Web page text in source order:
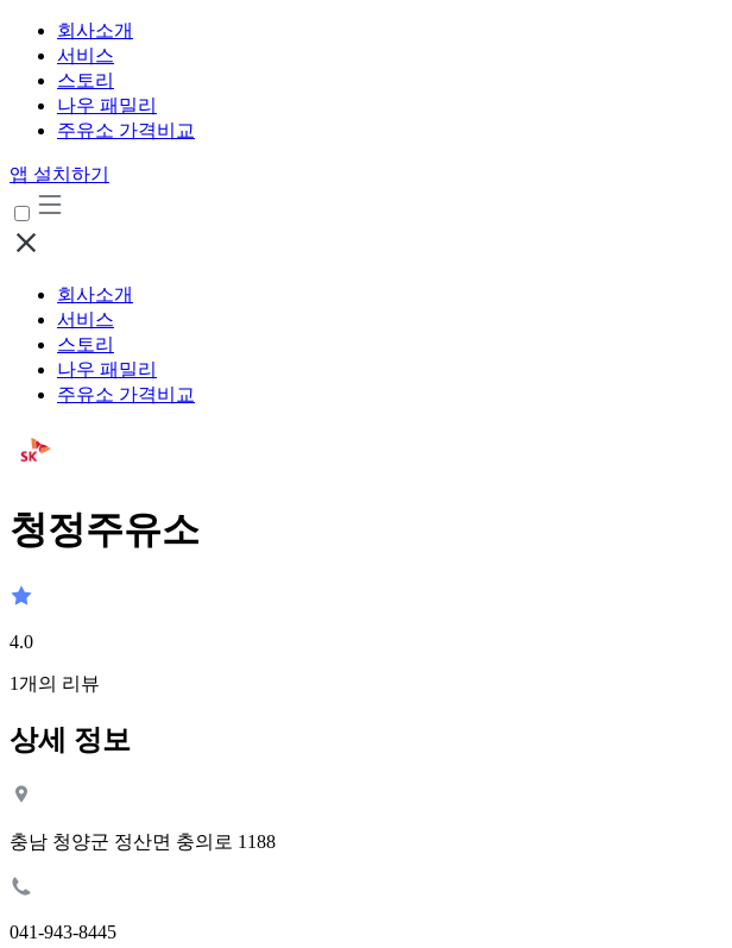
회사소개
서비스
스토리
나우 패밀리
주유소 가격비교
앱 설치하기
회사소개
서비스
스토리
나우 패밀리
주유소 가격비교
청정주유소
4.0
1개의 리뷰
상세 정보
충남 청양군 정산면 충의로 1188
041-943-8445